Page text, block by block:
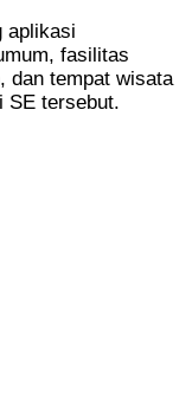
aplikasi
fasilitas
dan tempat wisata
SE tersebut.